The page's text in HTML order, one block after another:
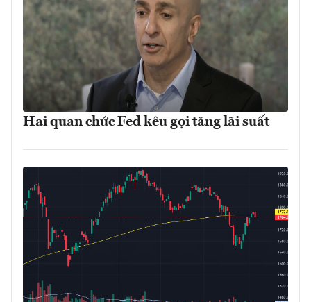
Hai quan chức Fed kêu gọi tăng lãi suất